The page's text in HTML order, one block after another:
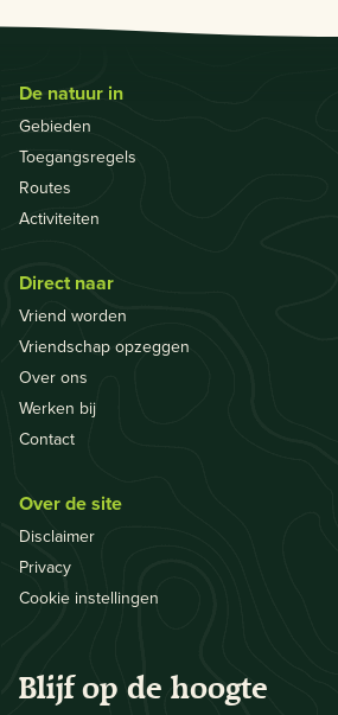
De natuur in
Gebieden
Toegangsregels
Routes
Activiteiten
Direct naar
Vriend worden
Vriendschap opzeggen
Over ons
Werken bij
Contact
Over de site
Disclaimer
Privacy
Cookie instellingen
Blijf op de hoogte